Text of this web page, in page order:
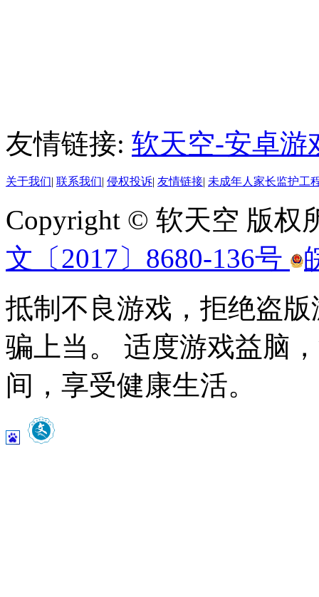
友情链接: 软天空-安卓游
关于我们| 联系我们| 侵权投诉| 友情链接| 未成年人家长监护工
Copyright © 软天空 版权
文〔2017〕8680-136号
抵制不良游戏，拒绝盗
骗上当。 适度游戏益脑
间，享受健康生活。